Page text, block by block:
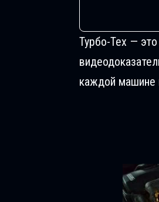
Турбо-Тех —
каждой машине